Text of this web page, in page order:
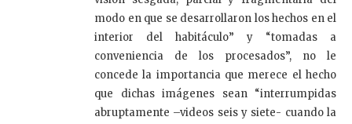
modo en que se desarrollaron los hechos en el
interior del habitáculo” y “tomadas a
conveniencia de los procesados”, no le
concede la importancia que merece el hecho
que dichas imágenes sean “interrumpidas
abruptamente –videos seis y siete- cuando la